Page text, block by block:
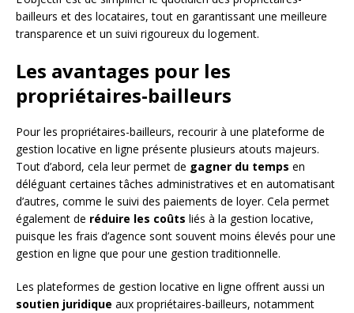
bailleurs et des locataires, tout en garantissant une meilleure
transparence et un suivi rigoureux du logement.
Les avantages pour les
propriétaires-bailleurs
Pour les propriétaires-bailleurs, recourir à une plateforme de
gestion locative en ligne présente plusieurs atouts majeurs.
Tout d’abord, cela leur permet de gagner du temps en
déléguant certaines tâches administratives et en automatisant
d’autres, comme le suivi des paiements de loyer. Cela permet
également de réduire les coûts liés à la gestion locative,
puisque les frais d’agence sont souvent moins élevés pour une
gestion en ligne que pour une gestion traditionnelle.
Les plateformes de gestion locative en ligne offrent aussi un
soutien juridique aux propriétaires-bailleurs, notamment